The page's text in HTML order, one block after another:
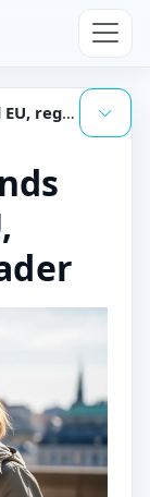
kostnader